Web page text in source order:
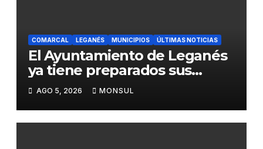
COMARCAL LEGANÉS MUNICIPIOS ÚLTIMAS NOTICIAS
El Ayuntamiento de Leganés
ya tiene preparados sus
dispositivos de seguridad y
de limpieza para las Fiestas
de Butarque
AGO 5, 2026 MONSUL